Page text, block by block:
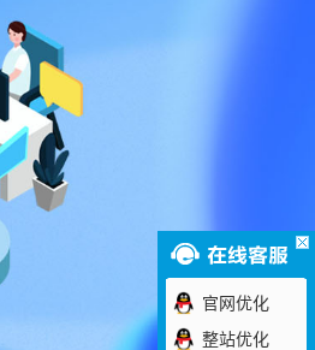
官网优化
整站优化